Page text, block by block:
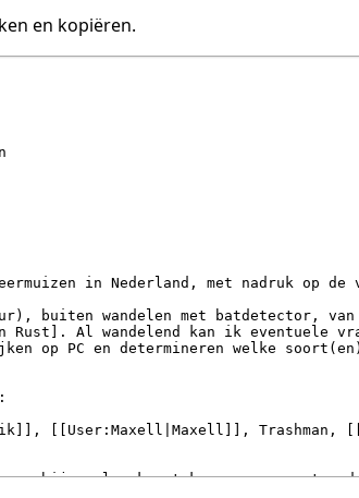
en kopiëren.